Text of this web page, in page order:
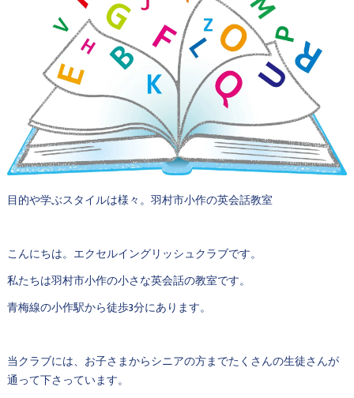
目的や学ぶスタイルは様々。羽村市小作の英会話教室
こんにちは。エクセルイングリッシュクラブです。
私たちは羽村市小作の小さな英会話の教室です。
青梅線の小作駅から徒歩3分にあります。
当クラブには、お子さまからシニアの方までたくさんの生徒さんが
通って下さっています。